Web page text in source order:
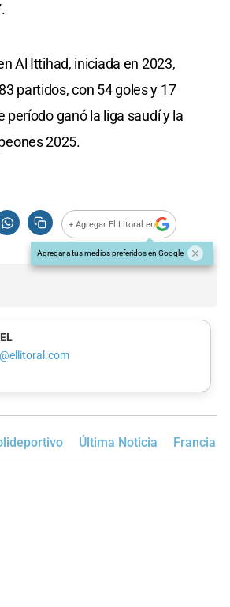
Al Ittihad, iniciada en 2023,
partidos, con 54 goles y 17
período ganó la liga saudí y la
2025.
+ Agregar El Litoral en
Agregar a tus medios preferidos en Google
Última Noticia Francia